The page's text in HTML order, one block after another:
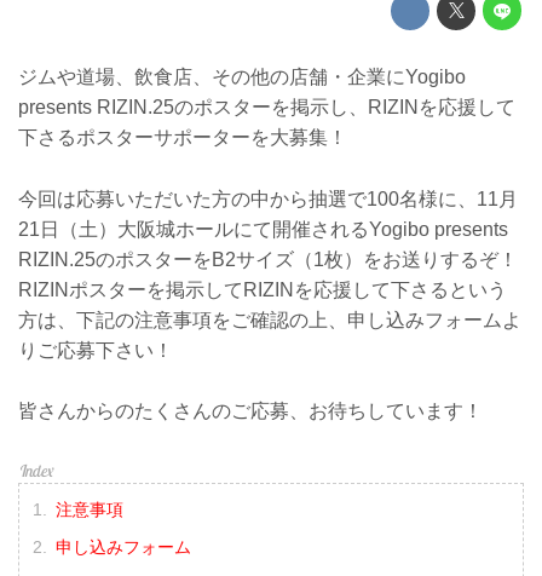
ジムや道場、飲食店、その他の店舗・企業にYogibo
presents RIZIN.25のポスターを掲示し、RIZINを応援して
下さるポスターサポーターを大募集！
今回は応募いただいた方の中から抽選で100名様に、11月
21日（土）大阪城ホールにて開催されるYogibo presents
RIZIN.25のポスターをB2サイズ（1枚）をお送りするぞ！
RIZINポスターを掲示してRIZINを応援して下さるという
方は、下記の注意事項をご確認の上、申し込みフォームよ
りご応募下さい！
皆さんからのたくさんのご応募、お待ちしています！
注意事項
申し込みフォーム